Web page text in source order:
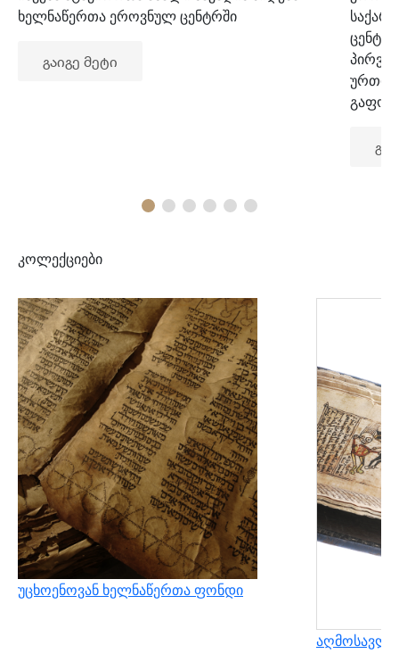
ხელნაწერთა ეროვნულ ცენტრში
გაიგე მეტი
კოლექციები
უცხოენოვან ხელნაწერთა ფონდი